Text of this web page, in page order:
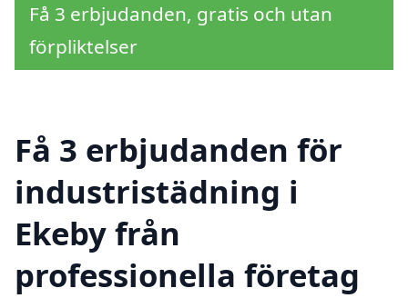
Få 3 erbjudanden, gratis och utan
förpliktelser
Få 3 erbjudanden för
industristädning i
Ekeby från
professionella företag